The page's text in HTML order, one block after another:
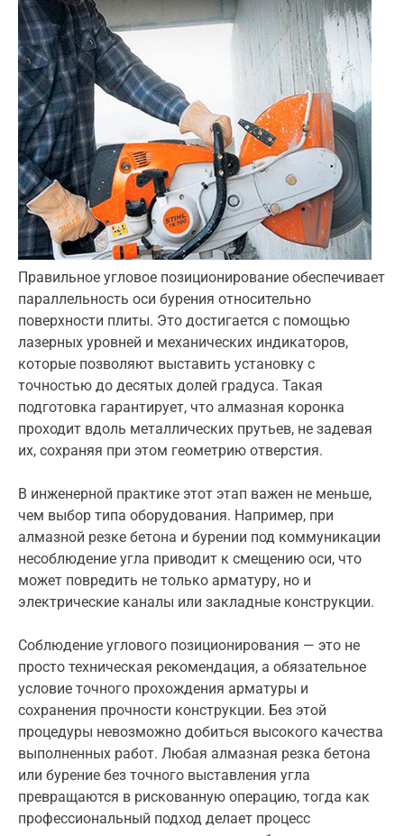
Правильное угловое позиционирование обеспечивает
параллельность оси бурения относительно
поверхности плиты. Это достигается с помощью
лазерных уровней и механических индикаторов,
которые позволяют выставить установку с
точностью до десятых долей градуса. Такая
подготовка гарантирует, что алмазная коронка
проходит вдоль металлических прутьев, не задевая
их, сохраняя при этом геометрию отверстия.
В инженерной практике этот этап важен не меньше,
чем выбор типа оборудования. Например, при
алмазной резке бетона и бурении под коммуникации
несоблюдение угла приводит к смещению оси, что
может повредить не только арматуру, но и
электрические каналы или закладные конструкции.
Соблюдение углового позиционирования — это не
просто техническая рекомендация, а обязательное
условие точного прохождения арматуры и
сохранения прочности конструкции. Без этой
процедуры невозможно добиться высокого качества
выполненных работ. Любая алмазная резка бетона
или бурение без точного выставления угла
превращаются в рискованную операцию, тогда как
профессиональный подход делает процесс